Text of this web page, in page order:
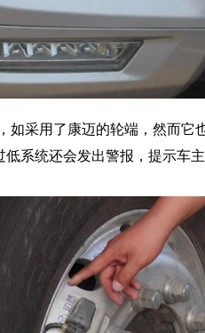
如采用了康迈的轮端，然而它
系统还会发出警报，提示车